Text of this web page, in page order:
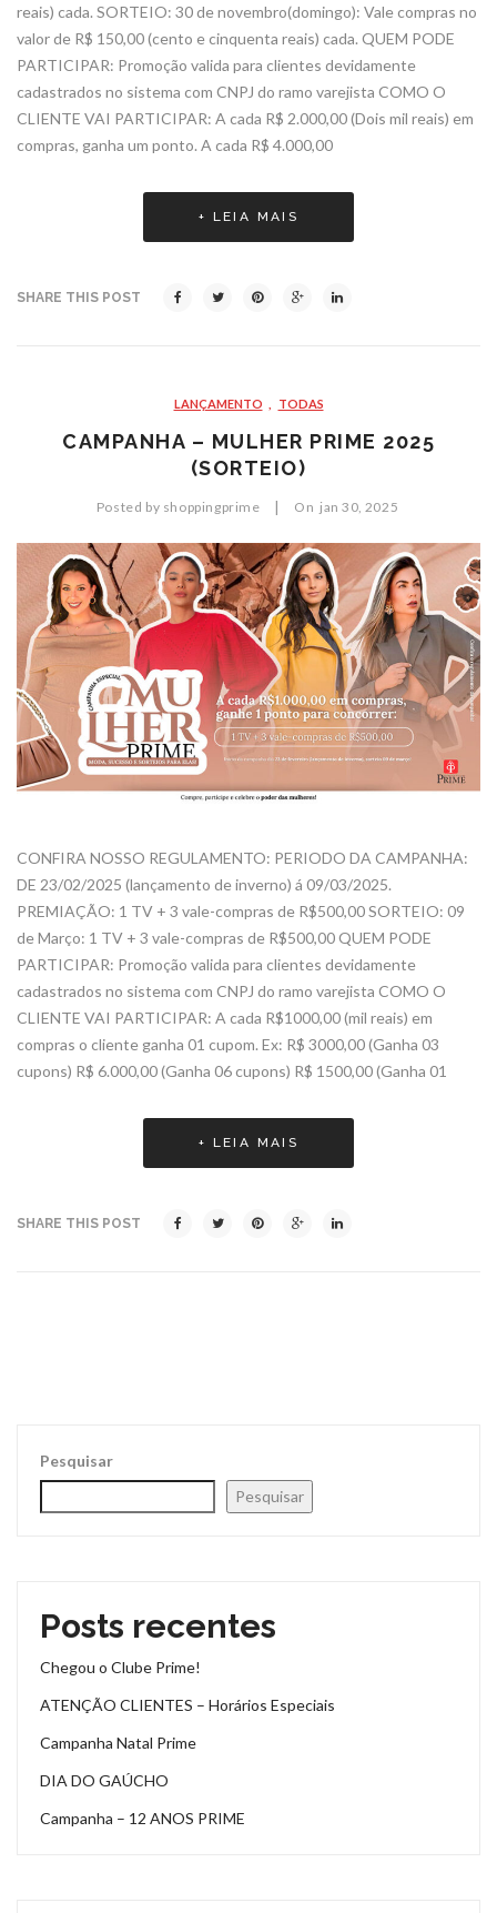
reais) cada. SORTEIO: 30 de novembro(domingo): Vale compras no
valor de R$ 150,00 (cento e cinquenta reais) cada. QUEM PODE
PARTICIPAR: Promoção valida para clientes devidamente
cadastrados no sistema com CNPJ do ramo varejista COMO O
CLIENTE VAI PARTICIPAR: A cada R$ 2.000,00 (Dois mil reais) em
compras, ganha um ponto. A cada R$ 4.000,00
+ LEIA MAIS
SHARE THIS POST
LANÇAMENTO TODAS
CAMPANHA – MULHER PRIME 2025
(SORTEIO)
Posted by shoppingprime | On jan 30, 2025
CONFIRA NOSSO REGULAMENTO: PERIODO DA CAMPANHA:
DE 23/02/2025 (lançamento de inverno) á 09/03/2025.
PREMIAÇÃO: 1 TV + 3 vale-compras de R$500,00 SORTEIO: 09
de Março: 1 TV + 3 vale-compras de R$500,00 QUEM PODE
PARTICIPAR: Promoção valida para clientes devidamente
cadastrados no sistema com CNPJ do ramo varejista COMO O
CLIENTE VAI PARTICIPAR: A cada R$1000,00 (mil reais) em
compras o cliente ganha 01 cupom. Ex: R$ 3000,00 (Ganha 03
cupons) R$ 6.000,00 (Ganha 06 cupons) R$ 1500,00 (Ganha 01
+ LEIA MAIS
SHARE THIS POST
Pesquisar
Pesquisar
Posts recentes
Chegou o Clube Prime!
ATENÇÃO CLIENTES – Horários Especiais
Campanha Natal Prime
DIA DO GAÚCHO
Campanha – 12 ANOS PRIME